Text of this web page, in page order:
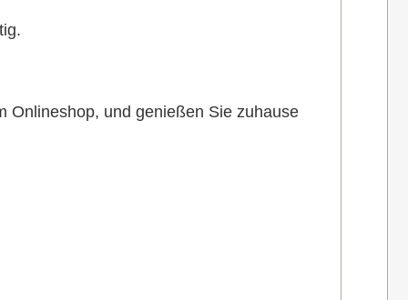
Onlineshop, und genießen Sie zuhause